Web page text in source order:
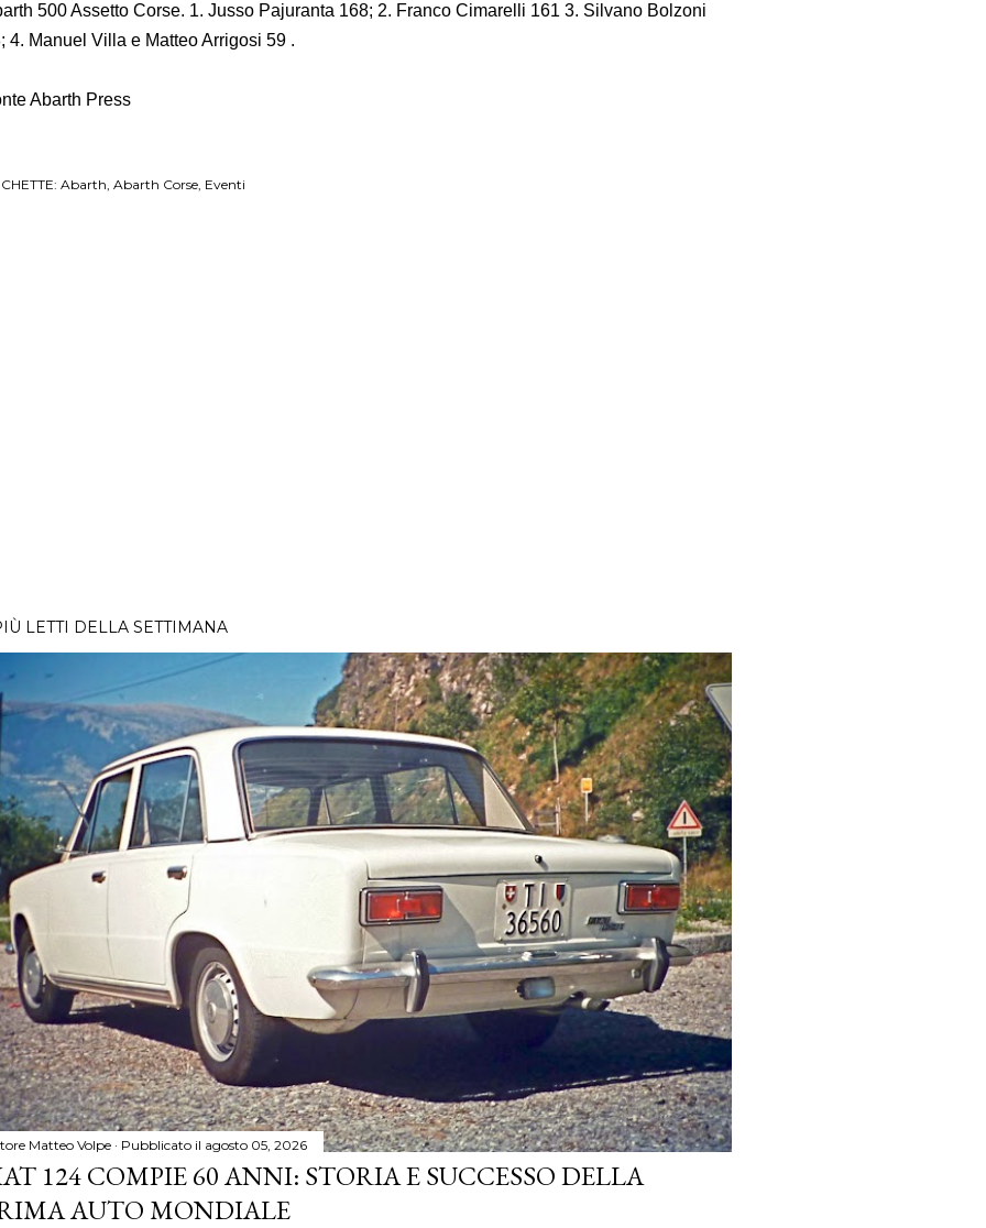
500 Assetto Corse. 1. Jusso Pajuranta 168; 2. Franco Cimarelli 161 3. Silvano Bolzoni
4. Manuel Villa e Matteo Arrigosi 59 .
Abarth Press
Abarth Abarth Corse Eventi
LETTI DELLA SETTIMANA
Matteo Volpe Pubblicato il agosto 05, 2026
124 COMPIE 60 ANNI: STORIA E SUCCESSO DELLA
AUTO MONDIALE